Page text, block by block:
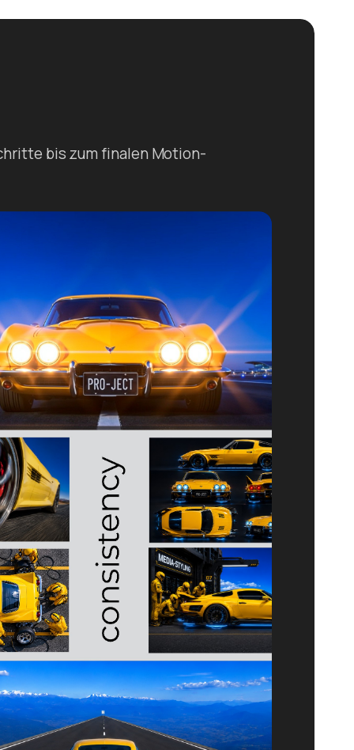
bis zum finalen Motion-